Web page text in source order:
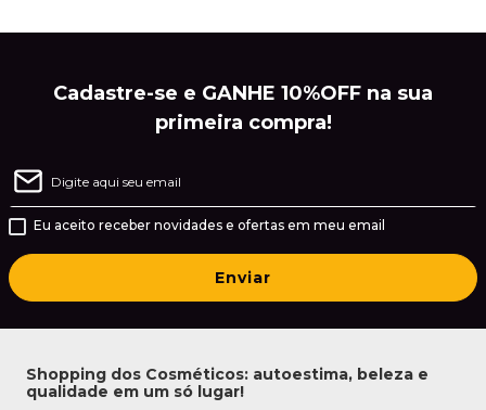
Cadastre-se e GANHE 10%OFF na sua
primeira compra!
Eu aceito receber novidades e ofertas em meu email
Enviar
Shopping dos Cosméticos: autoestima, beleza e
qualidade em um só lugar!